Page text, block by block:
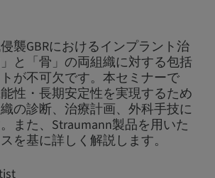
襲GBRにおけるインプラント治
と「骨」の両組織に対する包括
が不可欠です。本セミナーで
性・長期安定性を実現するため
の診断、治療計画、外科手技に
また、Straumann製品を用いた
を基に詳しく解説します。